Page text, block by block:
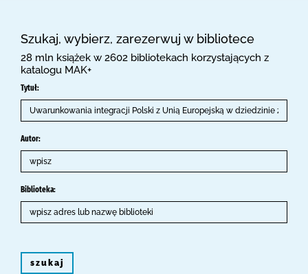
Szukaj, wybierz, zarezerwuj w bibliotece
28 mln książek w 2602 bibliotekach korzystających z
katalogu MAK+
Tytuł:
Autor:
Biblioteka:
szukaj